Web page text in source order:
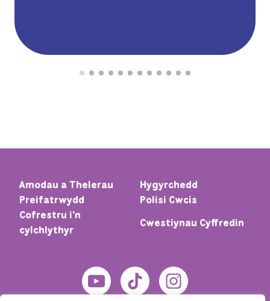
Amodau a Thelerau
Hygyrchedd
Preifatrwydd
Polisi Cwcis
Cofrestru i'n
cylchlythyr
Cwestiynau Cyffredin